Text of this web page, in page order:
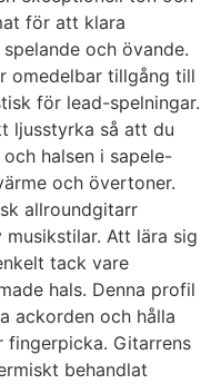
för att klara
och övande.
omedelbar tillgång till
för lead-spelningar.
ljusstyrka så att du
halsen i sapele-
och övertoner.
allroundgitarr
Att lära sig
tack vare
hals. Denna profil
ackorden och hålla
fingerpicka. Gitarrens
behandlat